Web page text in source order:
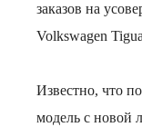
заказов на
Volkswagen
Известно, что
модель с новой